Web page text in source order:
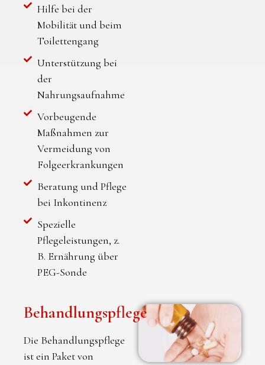
Hilfe bei der
Mobilität und beim
Toilettengang
Unterstützung bei
der
Nahrungsaufnahme
Vorbeugende
Maßnahmen zur
Vermeidung von
Folgeerkrankungen
Beratung und Pflege
bei Inkontinenz
Spezielle
Pflegeleistungen, z.
B. Ernährung über
PEG-Sonde
Behandlungspflege
Die Behandlungspflege
ist ein Paket von